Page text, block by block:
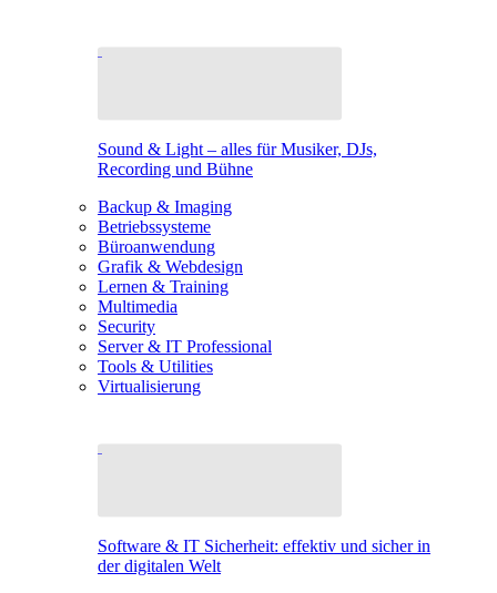
Sound & Light – alles für Musiker, DJs,
Recording und Bühne
Backup & Imaging
Betriebssysteme
Büroanwendung
Grafik & Webdesign
Lernen & Training
Multimedia
Security
Server & IT Professional
Tools & Utilities
Virtualisierung
Software & IT Sicherheit: effektiv und sicher in
der digitalen Welt